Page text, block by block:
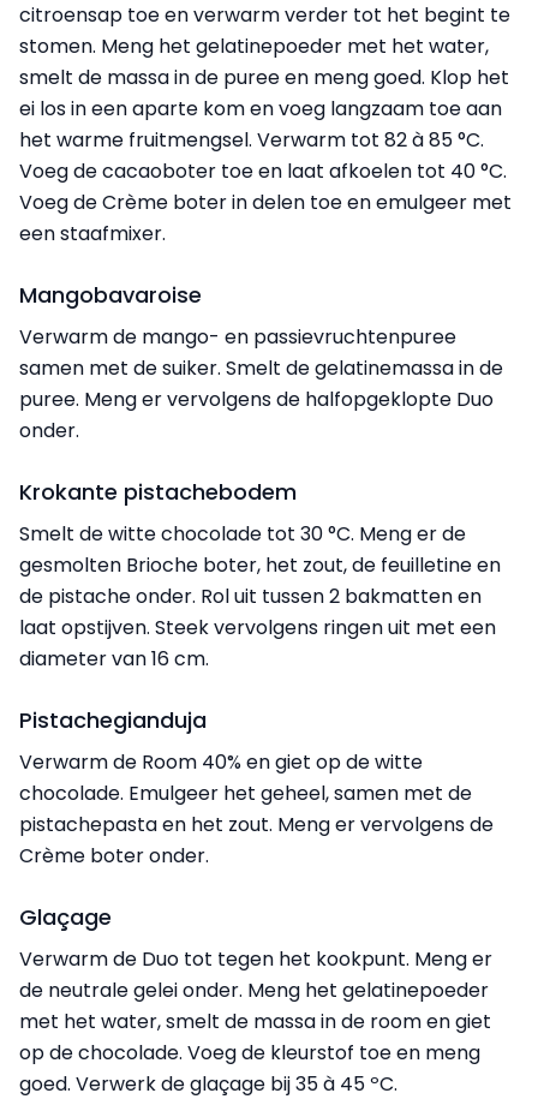
citroensap toe en verwarm verder tot het begint te
stomen. Meng het gelatinepoeder met het water,
smelt de massa in de puree en meng goed. Klop het
ei los in een aparte kom en voeg langzaam toe aan
het warme fruitmengsel. Verwarm tot 82 à 85 °C.
Voeg de cacaoboter toe en laat afkoelen tot 40 °C.
Voeg de Crème boter in delen toe en emulgeer met
een staafmixer.
Mangobavaroise
Verwarm de mango- en passievruchtenpuree
samen met de suiker. Smelt de gelatinemassa in de
puree. Meng er vervolgens de halfopgeklopte Duo
onder.
Krokante pistachebodem
Smelt de witte chocolade tot 30 °C. Meng er de
gesmolten Brioche boter, het zout, de feuilletine en
de pistache onder. Rol uit tussen 2 bakmatten en
laat opstijven. Steek vervolgens ringen uit met een
diameter van 16 cm.
Pistachegianduja
Verwarm de Room 40% en giet op de witte
chocolade. Emulgeer het geheel, samen met de
pistachepasta en het zout. Meng er vervolgens de
Crème boter onder.
Glaçage
Verwarm de Duo tot tegen het kookpunt. Meng er
de neutrale gelei onder. Meng het gelatinepoeder
met het water, smelt de massa in de room en giet
op de chocolade. Voeg de kleurstof toe en meng
goed. Verwerk de glaçage bij 35 à 45 ºC.